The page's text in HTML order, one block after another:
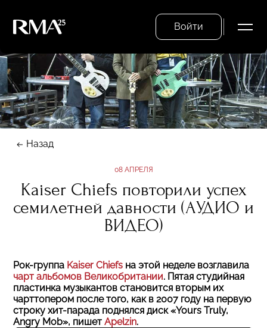
Войти
Назад
08 АПРЕЛЯ
Kaiser Chiefs повторили успех
семилетней давности (АУДИО и
ВИДЕО)
Рок-группа Kaiser Chiefs на этой неделе возглавила
чарт альбомов Великобритании. Пятая студийная
пластинка музыкантов становится вторым их
чарттопером после того, как в 2007 году на первую
строку хит-парада поднялся диск «Yours Truly,
Angry Mob», пишет Apelzin.